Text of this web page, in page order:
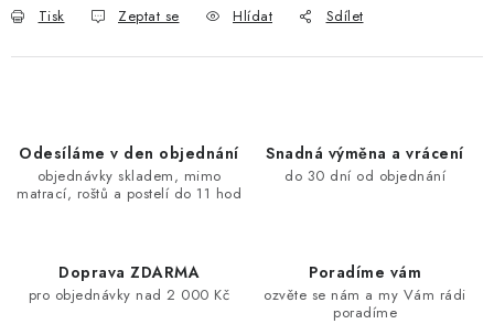
Tisk Zeptat se Hlídat Sdílet
Odesíláme v den objednání
objednávky skladem, mimo
matrací, roštů a postelí do 11 hod
Snadná výměna a vrácení
do 30 dní od objednání
Doprava ZDARMA
pro objednávky nad 2 000 Kč
Poradíme vám
ozvěte se nám a my Vám rádi
poradíme